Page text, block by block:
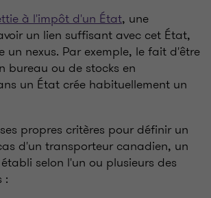
à l'impôt d'un État, une
un lien suffisant avec cet État,
un nexus. Par exemple, le fait d'être
bureau ou de stocks en
un État crée habituellement un
propres critères pour définir un
d'un transporteur canadien, un
selon l'un ou plusieurs des
: